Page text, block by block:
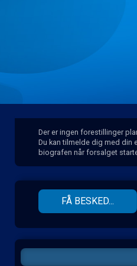
Der er ingen forestillinger
Du kan tilmelde dig med din
biografen når forsalget
FÅ BESKED...